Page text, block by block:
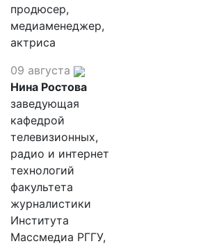
продюсер,
медиаменеджер,
актриса
09 августа
Нина Ростова
заведующая
кафедрой
телевизионных,
радио и интернет
технологий
факультета
журналистики
Института
Массмедиа РГГУ,